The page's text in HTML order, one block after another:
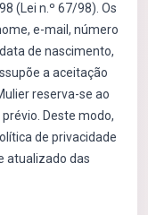
(Lei n.º 67/98). Os
e-mail, número
de nascimento,
a aceitação
reserva-se ao
Deste modo,
de privacidade
atualizado das